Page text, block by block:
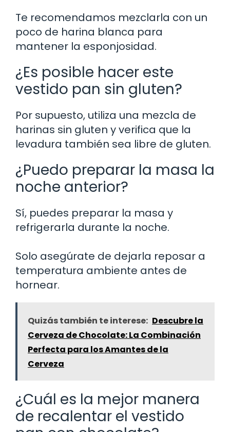
Te recomendamos mezclarla con un
poco de harina blanca para
mantener la esponjosidad.
¿Es posible hacer este
vestido pan sin gluten?
Por supuesto, utiliza una mezcla de
harinas sin gluten y verifica que la
levadura también sea libre de gluten.
¿Puedo preparar la masa la
noche anterior?
Sí, puedes preparar la masa y
refrigerarla durante la noche.
Solo asegúrate de dejarla reposar a
temperatura ambiente antes de
hornear.
Quizás también te interese: Descubre la
Cerveza de Chocolate: La Combinación
Perfecta para los Amantes de la
Cerveza
¿Cuál es la mejor manera
de recalentar el vestido